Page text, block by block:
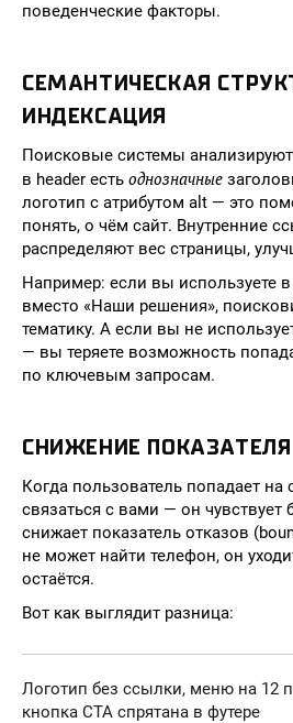
поведенческие факторы.
СЕМАНТИЧЕСКАЯ
ИНДЕКСАЦИЯ
Поисковые системы анализируют
в header есть однозначные
логотип с атрибутом alt — это
понять, о чём сайт. Внутренние
распределяют вес страницы,
Например: если вы используете
вместо «Наши решения»,
тематику. А если вы не
— вы теряете возможность
по ключевым запросам.
СНИЖЕНИЕ
Когда пользователь попадает на
связаться с вами — он чувствует
снижает показатель отказов
не может найти телефон, он
остаётся.
Вот как выглядит разница:
Логотип без ссылки, меню на 12
кнопка CTA спрятана в футере